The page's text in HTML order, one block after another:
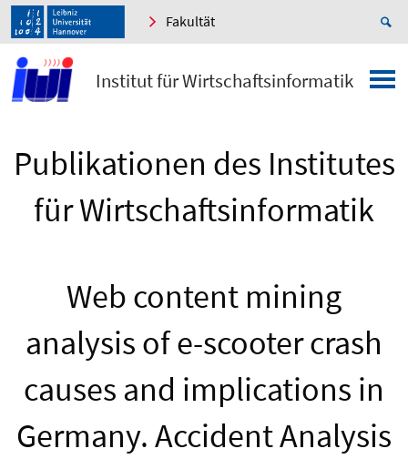
Fakultät
Institut für Wirtschaftsinformatik
Publikationen des Institutes
für Wirtschaftsinformatik
Web content mining
analysis of e-scooter crash
causes and implications in
Germany. Accident Analysis